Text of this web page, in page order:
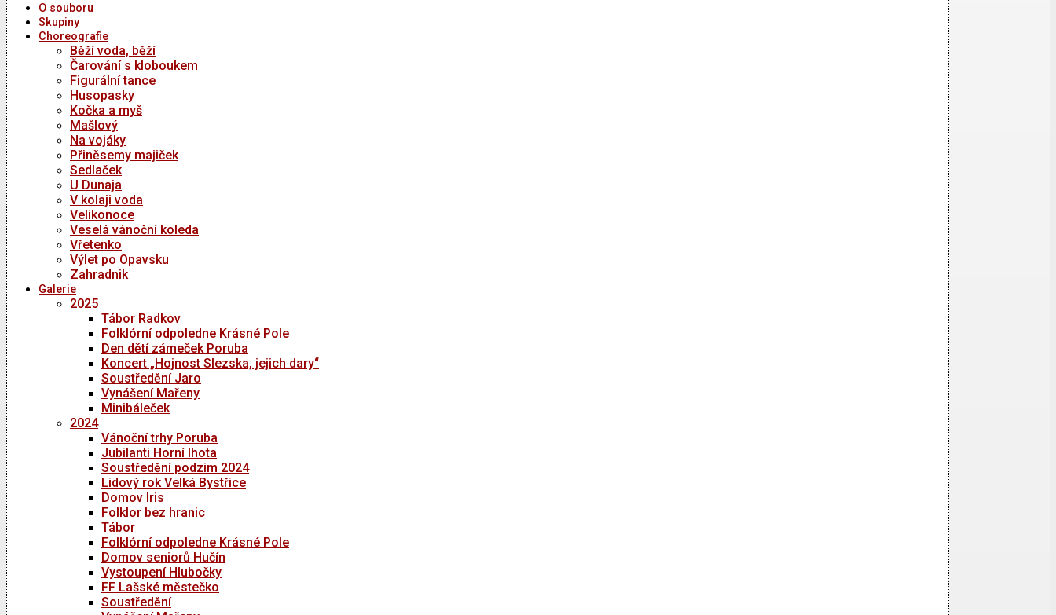
O souboru
Skupiny
Choreografie
Běží voda, běží
Čarování s kloboukem
Figurální tance
Husopasky
Kočka a myš
Mašlový
Na vojáky
Přiněsemy majiček
Sedlaček
U Dunaja
V kolaji voda
Velikonoce
Veselá vánoční koleda
Vřetenko
Výlet po Opavsku
Zahradnik
Galerie
2025
Tábor Radkov
Folklórní odpoledne Krásné Pole
Den dětí zámeček Poruba
Koncert „Hojnost Slezska, jejich dary“
Soustředění Jaro
Vynášení Mařeny
Minibáleček
2024
Vánoční trhy Poruba
Jubilanti Horní lhota
Soustředění podzim 2024
Lidový rok Velká Bystřice
Domov Iris
Folklor bez hranic
Tábor
Folklórní odpoledne Krásné Pole
Domov seniorů Hučín
Vystoupení Hlubočky
FF Lašské městečko
Soustředění